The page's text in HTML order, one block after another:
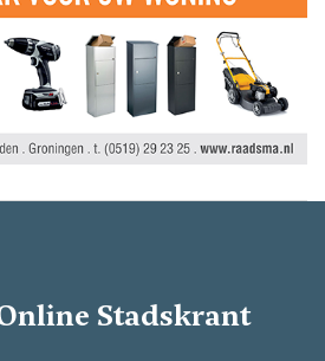
Stadskrant